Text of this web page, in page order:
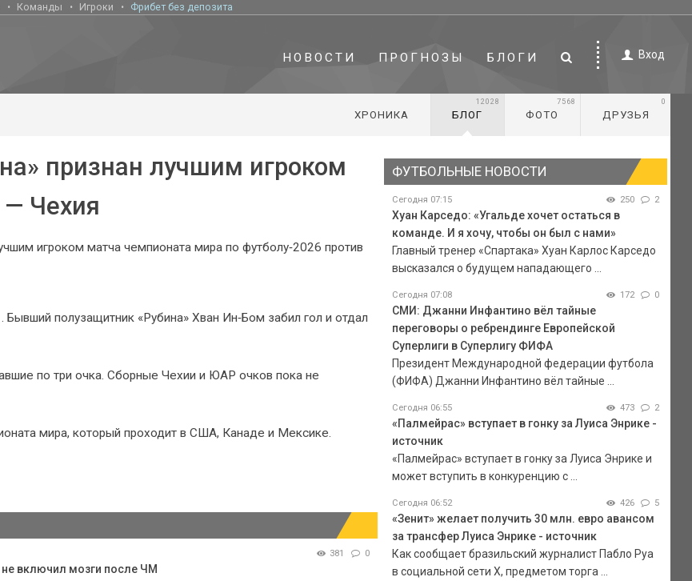
Команды Игроки Фрибет без депозита
НОВОСТИ ПРОГНОЗЫ БЛОГИ Вход
ХРОНИКА БЛОГ
12028
ФОТО
7568
ДРУЗЬЯ
0
признан лучшим игроком
Чехия
игроком матча чемпионата мира по футболу‑2026 против
полузащитник «Рубина» Хван Ин‑Бом забил гол и отдал
по три очка. Сборные Чехии и ЮАР очков пока не
мира, который проходит в США, Канаде и Мексике.
381 0
включил мозги после ЧМ
ФУТБОЛЬНЫЕ НОВОСТИ
Сегодня 07:15 250 2
Хуан Карседо: «Угальде хочет остаться в
команде. И я хочу, чтобы он был с нами»
Главный тренер «Спартака» Хуан Карлос Карседо
высказался о будущем нападающего ...
Сегодня 07:08 172 0
СМИ: Джанни Инфантино вёл тайные
переговоры о ребрендинге Европейской
Суперлиги в Суперлигу ФИФА
Президент Международной федерации футбола
(ФИФА) Джанни Инфантино вёл тайные ...
Сегодня 06:55 473 2
«Палмейрас» вступает в гонку за Луиса Энрике -
источник
«Палмейрас» вступает в гонку за Луиса Энрике и
может вступить в конкуренцию с ...
Сегодня 06:52 426 5
«Зенит» желает получить 30 млн. евро авансом
за трансфер Луиса Энрике - источник
Как сообщает бразильский журналист Пабло Руа
в социальной сети Х, предметом торга ...